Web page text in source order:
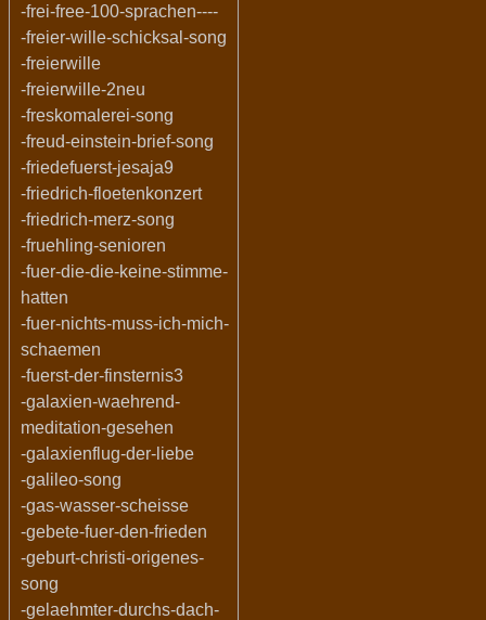
-frei-free-100-sprachen----
-freier-wille-schicksal-song
-freierwille
-freierwille-2neu
-freskomalerei-song
-freud-einstein-brief-song
-friedefuerst-jesaja9
-friedrich-floetenkonzert
-friedrich-merz-song
-fruehling-senioren
-fuer-die-die-keine-stimme-
hatten
-fuer-nichts-muss-ich-mich-
schaemen
-fuerst-der-finsternis3
-galaxien-waehrend-
meditation-gesehen
-galaxienflug-der-liebe
-galileo-song
-gas-wasser-scheisse
-gebete-fuer-den-frieden
-geburt-christi-origenes-
song
-gelaehmter-durchs-dach-